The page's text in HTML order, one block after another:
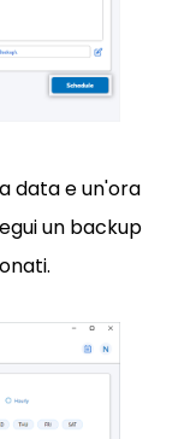
data e un'ora
un backup